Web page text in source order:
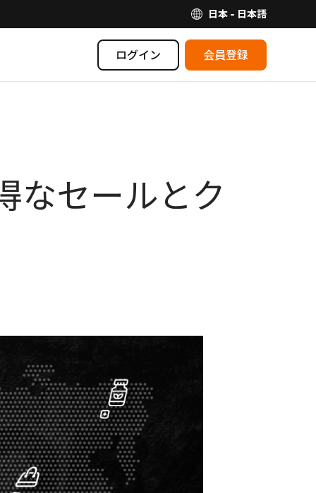
日本 - 日本語
ログイン 会員登録
なセールとク